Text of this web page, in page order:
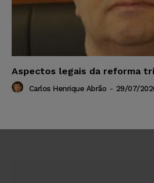
Aspectos legais da reforma
Carlos Henrique Abrão - 29/07/